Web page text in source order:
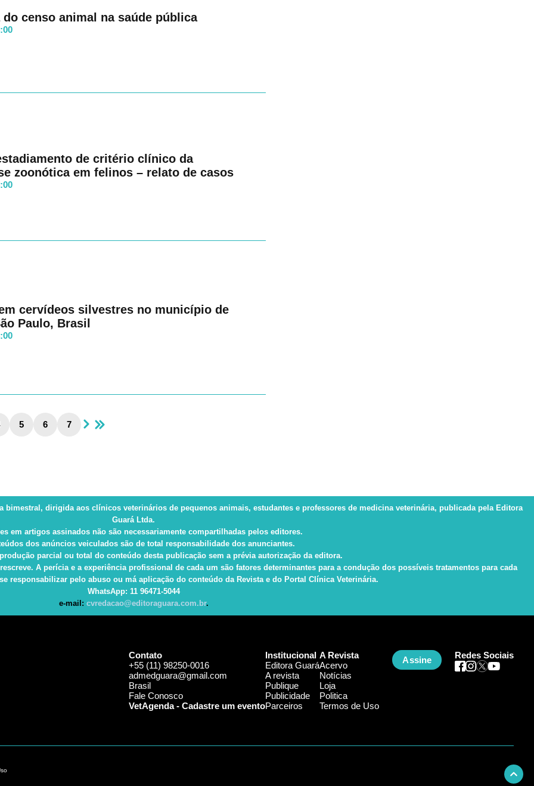
censo animal na saúde pública
de critério clínico da
zoonótica em felinos – relato de casos
cervídeos silvestres no município de
Paulo, Brasil
5 6 7
dirigida aos clínicos veterinários de pequenos animais, estudantes e professores de medicina veterinária, publicada pela Editora
Guará Ltda.
em artigos assinados não são necessariamente compartilhadas pelos editores.
dos anúncios veiculados são de total responsabilidade dos anunciantes.
parcial ou total do conteúdo desta publicação sem a prévia autorização da editora.
A perícia e a experiência profissional de cada um são fatores determinantes para a condução dos possíveis tratamentos para cada
responsabilizar pelo abuso ou má aplicação do conteúdo da Revista e do Portal Clínica Veterinária.
WhatsApp: 11 96471-5044
e-mail: cvredacao@editoraguara.com.br.
Contato
+55 (11) 98250-0016
admedguara@gmail.com
Brasil
Fale Conosco
VetAgenda - Cadastre um evento
Institucional
Editora Guará
A revista
Publique
Publicidade
Parceiros
A Revista
Acervo
Notícias
Loja
Politica
Termos de Uso
Assine Redes Sociais